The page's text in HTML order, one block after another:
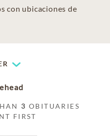
con ubicaciones de
3 OBITUARIES
FIRST